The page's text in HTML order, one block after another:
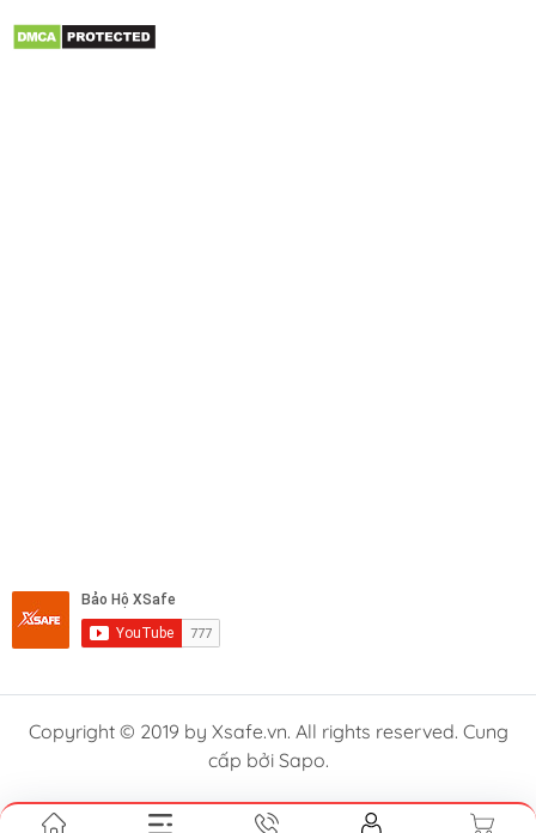
Copyright © 2019 by Xsafe.vn. All rights reserved. Cung
cấp bởi Sapo.